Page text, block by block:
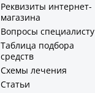
Реквизиты интернет-
магазина
Вопросы специалисту
Таблица подбора
средств
Схемы лечения
Статьи